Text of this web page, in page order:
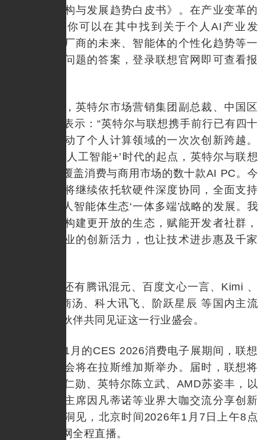
义、产业架构与发展趋势白皮书》。在产业变革的
大时代里，你可以在其中找到关于个人AI产业发
展、大模型厂商的未来、智能体的个性化趋势等一
些行业热点问题的答案，登录联想官网即可查看报
大会上，英特尔市场营销集团副总裁、中国区
总经理郭威表示：“英特尔与联想携手前行已有四十
年，共同推动了个人计算领域的一次次创新跨越。
今天，站在‘人工智能+’时代的起点，英特尔与联想
已合作推出覆盖消费与商用市场的数十款AI PC。今
后，英特尔将继续依托软硬件深度协同，全面支持
联想天禧个人智能体生态‘一体多端’战略的发展。我
们也将共同构建更开放的生态，赋能开发者社群，
激发千行百业的创新活力，也让技术进步惠及千家
此外，还有腾讯混元、百度文心一言、Kimi 、
MiniMax、商汤、科大讯飞、阶跃星辰 等国内主流
大模型合作伙伴共同见证这一行业盛会。
在明年1月的CES 2026消费电子展期间，联想
创新科技大会将在拉斯维加斯举办。届时，联想将
与英伟达黄仁勋、英特尔陈立武、AMD苏姿丰，以
及国际足联主席因凡蒂诺等业界大咖交流分享创新
成果与产业洞见，北京时间2026年1月7日上午8点
半，联想官网全程直播。